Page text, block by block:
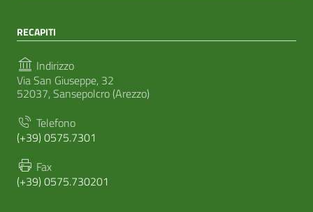
RECAPITI
Indirizzo
Via San Giuseppe, 32
52037, Sansepolcro (Arezzo)
Telefono
(+39) 0575.7301
Fax
(+39) 0575.730201